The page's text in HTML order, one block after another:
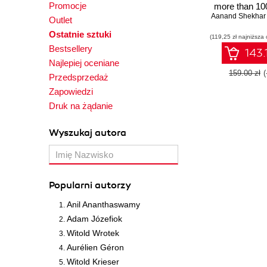
Promocje
Outlet
Ostatnie sztuki
Bestsellery
Najlepiej oceniane
Przedsprzedaż
Zapowiedzi
Druk na żądanie
Wyszukaj autora
Popularni autorzy
Anil Ananthaswamy
Adam Józefiok
Witold Wrotek
Aurélien Géron
Witold Krieser
more than
that show
applications
Spring
Aanand Shekhar
(119,25 zł
159.00 zł